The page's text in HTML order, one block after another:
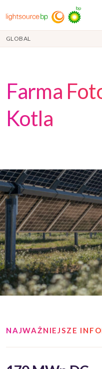
GLOBAL
Farma
Kotla
NAJWAŻNIEJSZE